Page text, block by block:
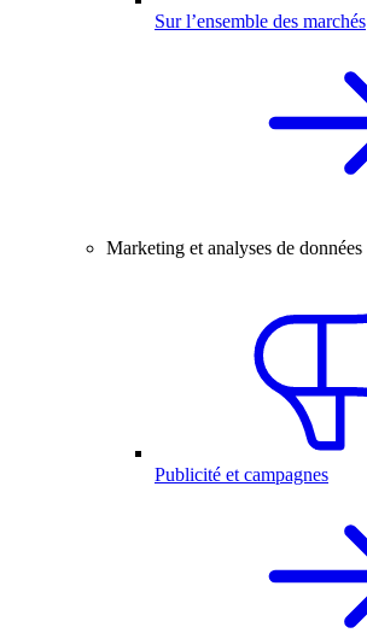
Sur l’ensemble des marchés
Marketing et analyses de données
Publicité et campagnes